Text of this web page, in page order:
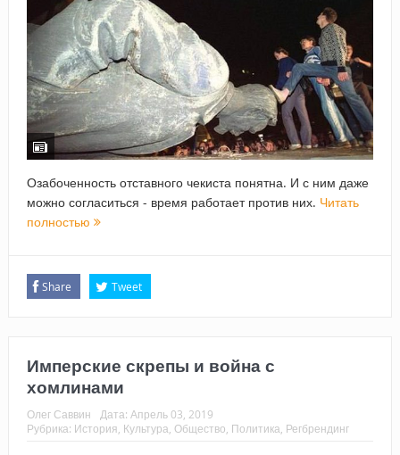
Озабоченность отставного чекиста понятна. И с ним даже
можно согласиться - время работает против них. Читать
полностью
Share Tweet
Имперские скрепы и война с
хомлинами
Олег Саввин Дата: Апрель 03, 2019
Рубрика: История, Культура, Общество, Политика, Регбрендинг